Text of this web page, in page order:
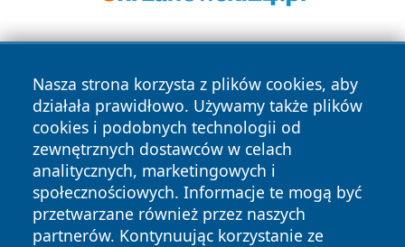
Nasza strona korzysta z plików cookies, aby
działała prawidłowo. Używamy także plików
cookies i podobnych technologii od
zewnętrznych dostawców w celach
analitycznych, marketingowych i
społecznościowych. Informacje te mogą być
przetwarzane również przez naszych
partnerów. Kontynuując korzystanie ze
Copyright © 2026 faktykrakowa.pl Wszystkie prawa
zastrzeżone.
Polityka
Polityka